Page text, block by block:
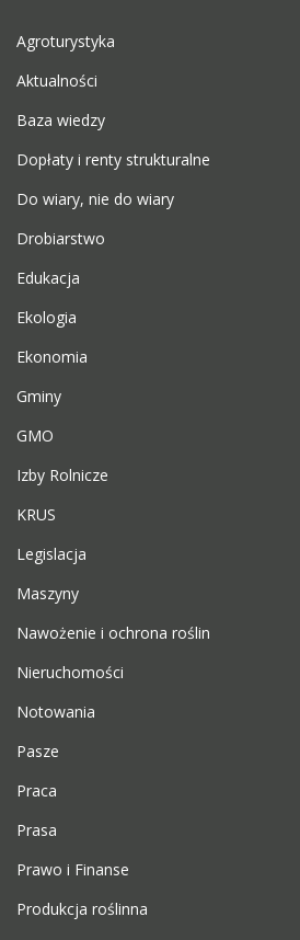
Agroturystyka
Aktualności
Baza wiedzy
Dopłaty i renty strukturalne
Do wiary, nie do wiary
Drobiarstwo
Edukacja
Ekologia
Ekonomia
Gminy
GMO
Izby Rolnicze
KRUS
Legislacja
Maszyny
Nawożenie i ochrona roślin
Nieruchomości
Notowania
Pasze
Praca
Prasa
Prawo i Finanse
Produkcja roślinna